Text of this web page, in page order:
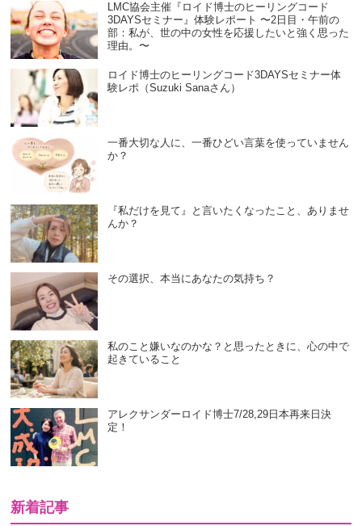
LMC協会主催『ロイド博士のヒーリングコード
3DAYSセミナー』体験レポート 〜2日目・午前の
部：私が、世の中の女性を応援したいと強く思った
理由。〜
ロイド博士のヒーリングコード3DAYSセミナー体
験レポ（Suzuki Sanaさん）
一番大切な人に、一番ひどい言葉を使っていません
か？
『私だけを見て』と言いたくなったこと、ありませ
んか？
その選択、本当にあなたの気持ち？
私のこと嫌いなのかな？と思ったときに、心の中で
起きていること
アレクサンダーロイド博士7/28,29日本再来日決
定！
新着記事